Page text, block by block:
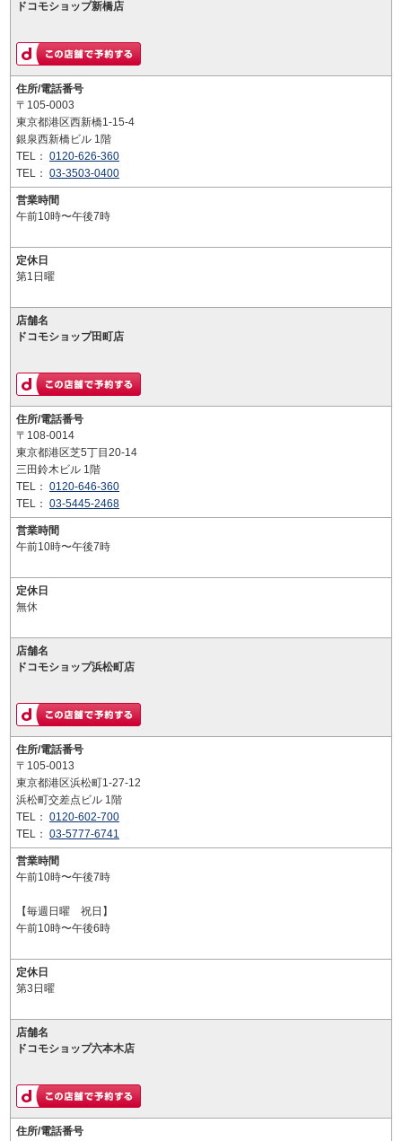
ドコモショップ新橋店
住所/電話番号
〒105-0003
東京都港区西新橋1-15-4
銀泉西新橋ビル 1階
TEL： 0120-626-360
TEL： 03-3503-0400
営業時間
午前10時〜午後7時
定休日
第1日曜
店舗名
ドコモショップ田町店
住所/電話番号
〒108-0014
東京都港区芝5丁目20-14
三田鈴木ビル 1階
TEL： 0120-646-360
TEL： 03-5445-2468
営業時間
午前10時〜午後7時
定休日
無休
店舗名
ドコモショップ浜松町店
住所/電話番号
〒105-0013
東京都港区浜松町1-27-12
浜松町交差点ビル 1階
TEL： 0120-602-700
TEL： 03-5777-6741
営業時間
午前10時〜午後7時
【毎週日曜 祝日】
午前10時〜午後6時
定休日
第3日曜
店舗名
ドコモショップ六本木店
住所/電話番号